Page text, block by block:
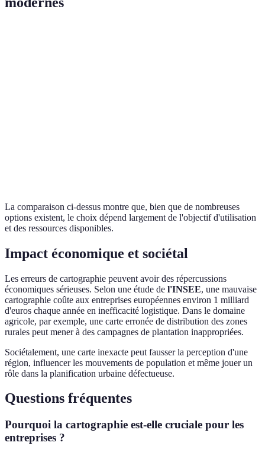
La comparaison ci-dessus montre que, bien que de nombreuses
options existent, le choix dépend largement de l'objectif d'utilisation
et des ressources disponibles.
Impact économique et sociétal
Les erreurs de cartographie peuvent avoir des répercussions
économiques sérieuses. Selon une étude de l'INSEE, une mauvaise
cartographie coûte aux entreprises européennes environ 1 milliard
d'euros chaque année en inefficacité logistique. Dans le domaine
agricole, par exemple, une carte erronée de distribution des zones
rurales peut mener à des campagnes de plantation inappropriées.
Sociétalement, une carte inexacte peut fausser la perception d'une
région, influencer les mouvements de population et même jouer un
rôle dans la planification urbaine défectueuse.
Questions fréquentes
Pourquoi la cartographie est-elle cruciale pour les
entreprises ?